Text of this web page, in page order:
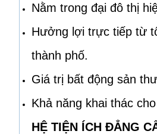
Nằm trong đại đô thị
Hưởng lợi trực tiếp từ
thành phố.
Giá trị bất động sản
Khả năng khai thác
HỆ TIỆN ÍCH ĐẲNG